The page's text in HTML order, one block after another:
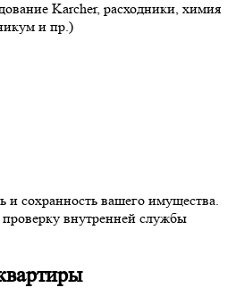
Karcher, расходники, химия
и пр.)
и сохранность вашего имущества.
внутренней службы